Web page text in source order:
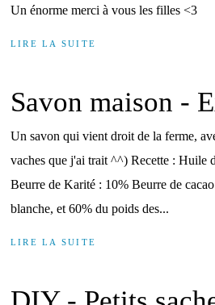
Un énorme merci à vous les filles <3
LIRE LA SUITE
Savon maison -
Un savon qui vient droit de la ferme,
vaches que j'ai trait ^^) Recette : Huile
Beurre de Karité : 10% Beurre de
blanche, et 60% du poids des...
LIRE LA SUITE